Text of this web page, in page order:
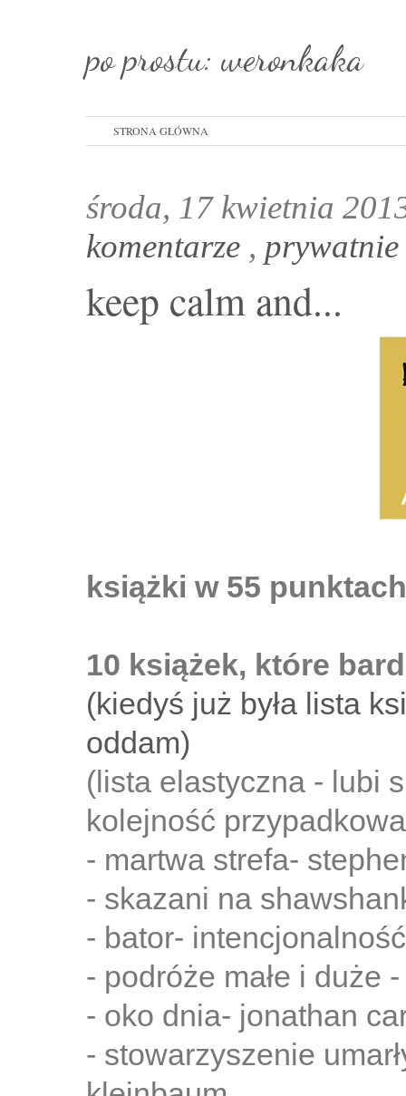
po prostu: weronkaka
STRONA GŁÓWNA
środa, 17 kwietnia
komentarze , prywatnie
keep calm and...
książki w 55
10 książek, które
(kiedyś już była lista
oddam)
(lista elastyczna - lubi
kolejność
- martwa strefa-
- skazani na
- bator-
- podróże małe i duże
- oko dnia- jonathan
- stowarzyszenie